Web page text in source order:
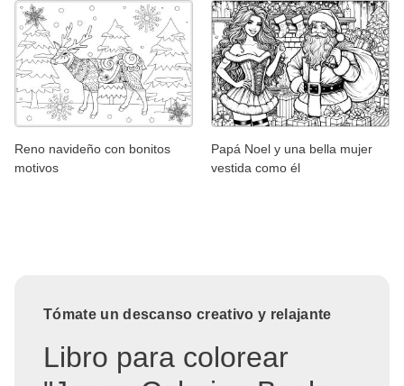
Reno navideño con bonitos
motivos
Papá Noel y una bella mujer
vestida como él
Tómate un descanso creativo y relajante
Libro para colorear